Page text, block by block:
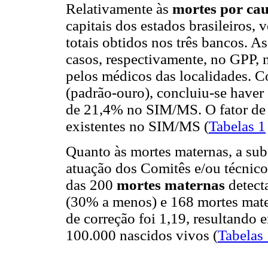
Relativamente às mortes por
capitais dos estados brasileiros,
totais obtidos nos três bancos.
casos, respectivamente, no
pelos médicos das localidades.
(padrão-ouro), concluiu-se
de 21,4% no SIM/MS. O fator
existentes no SIM/MS (Tabelas 1
Quanto às mortes maternas, a
atuação dos Comitês e/ou
das 200 mortes maternas
(30% a menos) e 168 mortes
de correção foi 1,19, resultando
100.000 nascidos vivos (Tabelas